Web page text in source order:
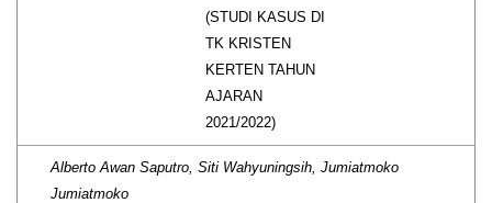
(STUDI KASUS DI
TK KRISTEN
KERTEN TAHUN
AJARAN
2021/2022)
Alberto Awan Saputro, Siti Wahyuningsih, Jumiatmoko
Jumiatmoko